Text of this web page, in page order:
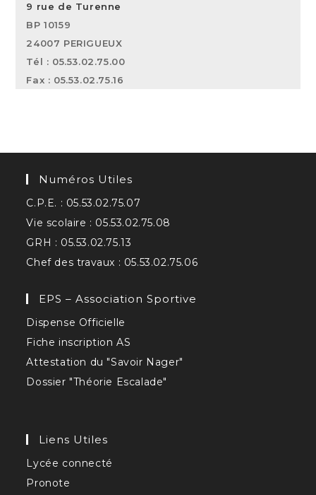
9 rue de Turenne
BP 10159
24007 PERIGUEUX
Tél : 05.53.02.75.00
Fax : 05.53.02.75.16
Numéros Utiles
C.P.E. : 05.53.02.75.07
Vie scolaire : 05.53.02.75.08
GRH : 05.53.02.75.13
Chef des travaux : 05.53.02.75.06
EPS – Association Sportive
Dispense Officielle
Fiche inscription AS
Attestation du "Savoir Nager"
Dossier "Théorie Escalade"
Liens Utiles
Lycée connecté
Pronote